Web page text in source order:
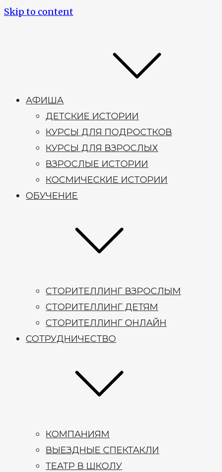
Skip to content
АФИША
ДЕТСКИЕ ИСТОРИИ
КУРСЫ ДЛЯ ПОДРОСТКОВ
КУРСЫ ДЛЯ ВЗРОСЛЫХ
ВЗРОСЛЫЕ ИСТОРИИ
КОСМИЧЕСКИЕ ИСТОРИИ
ОБУЧЕНИЕ
СТОРИТЕЛЛИНГ ВЗРОСЛЫМ
СТОРИТЕЛЛИНГ ДЕТЯМ
СТОРИТЕЛЛИНГ ОНЛАЙН
СОТРУДНИЧЕСТВО
КОМПАНИЯМ
ВЫЕЗДНЫЕ СПЕКТАКЛИ
ТЕАТР В ШКОЛУ